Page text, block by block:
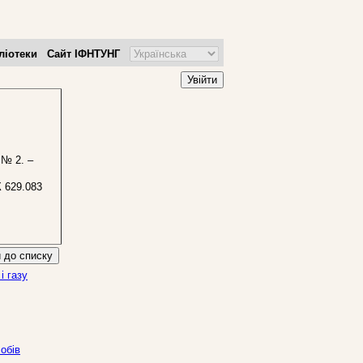
Сайт ІФНТУНГ
Увійти
№ 2. –
629.083
до списку
газу